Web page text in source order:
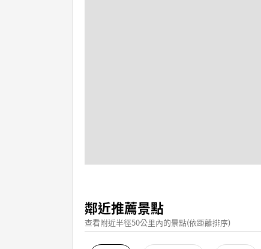
鄰近推薦景點
查看附近半徑50公里內的景點(依距離排序)